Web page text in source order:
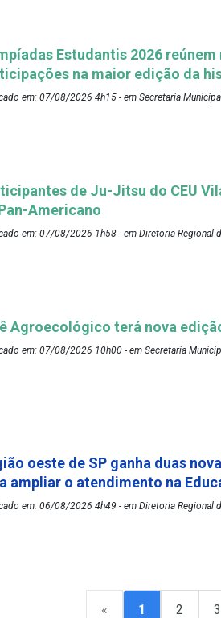
Estudantis 2026 reúnem
na maior edição da
em: 07/08/2026 4h15 - em Secretaria
de Ju-Jitsu do CEU
Americano
em: 07/08/2026 1h58 - em Diretoria Regional
Agroecológico terá nova
em: 07/08/2026 10h00 - em Secretaria
oeste de SP ganha duas
ampliar o atendimento na
em: 06/08/2026 4h49 - em Diretoria Regional
« 1 2 3